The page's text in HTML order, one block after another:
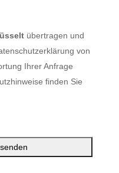
übertragen und
von
Ihrer Anfrage
finden Sie